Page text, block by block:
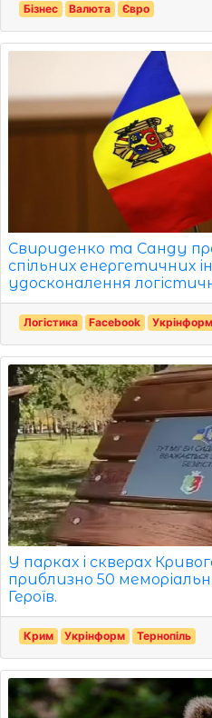
Бізнес Валюта Євро
Свириденко та Санду
спільних енергетичних
удосконалення
Логістика Facebook Укрінформ
У парках і скверах
приблизно 50
Героїв.
Крим Укрінформ Тернопіль